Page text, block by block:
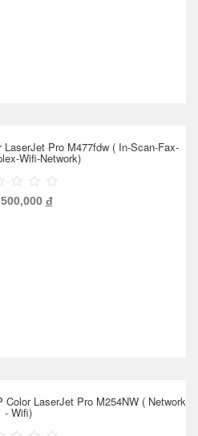
Pro M477fdw ( In-Scan-Fax-
Wifi-Network)
đ
LaserJet Pro M254NW ( Network
- Wifi)